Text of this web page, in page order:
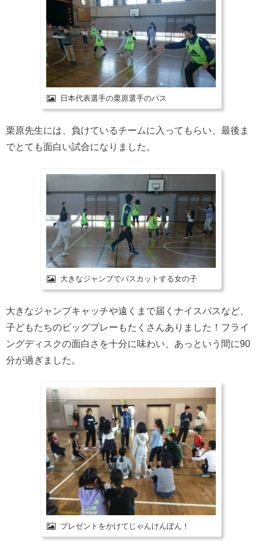
日本代表選手の栗原選手のパス
栗原先生には、負けているチームに入ってもらい、最後ま
でとても面白い試合になりました。
大きなジャンプでパスカットする女の子
大きなジャンプキャッチや遠くまで届くナイスパスなど、
子どもたちのビッグプレーもたくさんありました！フライ
ングディスクの面白さを十分に味わい、あっという間に90
分が過ぎました。
プレゼントをかけてじゃんけんぽん！